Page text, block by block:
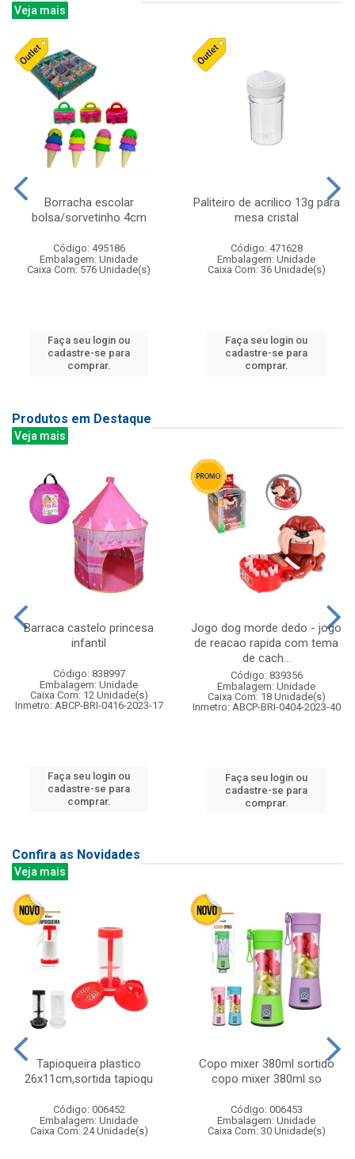
Veja mais
Borracha escolar
bolsa/sorvetinho 4cm
Código: 495186
Embalagem: Unidade
Caixa Com: 576 Unidade(s)
Faça seu login ou
cadastre-se para
comprar.
Paliteiro de acrilico 13g para
mesa cristal
Código: 471628
Embalagem: Unidade
Caixa Com: 36 Unidade(s)
Faça seu login ou
cadastre-se para
comprar.
Produtos em Destaque
Veja mais
Barraca castelo princesa
infantil
Código: 838997
Embalagem: Unidade
Caixa Com: 12 Unidade(s)
Inmetro: ABCP-BRI-0416-2023-17
Faça seu login ou
cadastre-se para
comprar.
Jogo dog morde dedo - jogo
de reacao rapida com tema
de cach...
Código: 839356
Embalagem: Unidade
Caixa Com: 18 Unidade(s)
Inmetro: ABCP-BRI-0404-2023-40
Faça seu login ou
cadastre-se para
comprar.
Confira as Novidades
Veja mais
Tapioqueira plastico
26x11cm,sortida tapioqu
Código: 006452
Embalagem: Unidade
Caixa Com: 24 Unidade(s)
Copo mixer 380ml sortido
copo mixer 380ml so
Código: 006453
Embalagem: Unidade
Caixa Com: 30 Unidade(s)